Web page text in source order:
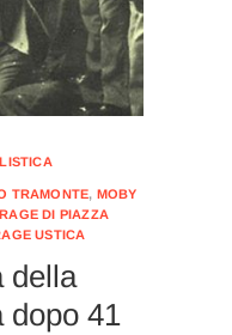
TRAMONTE, MOBY
DI PIAZZA
USTICA
della
dopo 41